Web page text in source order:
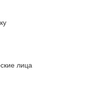
лица